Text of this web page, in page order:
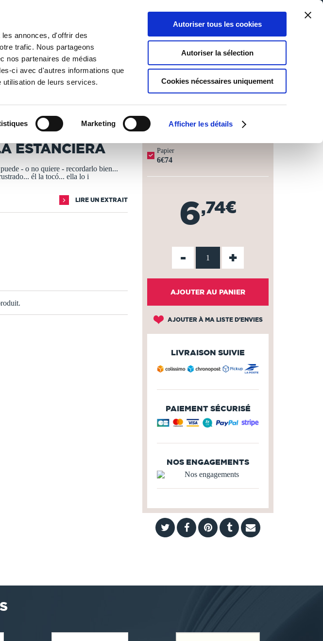
annonces, d'offrir des
trafic. Nous partageons
nos partenaires de médias
ci avec d'autres informations que
de leurs services.
Marketing Afficher les détails
Autoriser tous les cookies
Autoriser la sélection
Cookies nécessaires uniquement
0
Panier
0
Ma liste
Connexion
LIBRAIRIE
- DÉLAI ACTUEL : 3 À 5 JOURS OUVRÉS ⏱️
ESTANCIERA
- o no quiere - recordarlo bien...
él la tocó... ella lo i
LIRE UN EXTRAIT
Papier
6€74
6,74€
- +
AJOUTER AU PANIER
AJOUTER À MA LISTE D'ENVIES
LIVRAISON SUIVIE
PAIEMENT SÉCURISÉ
NOS ENGAGEMENTS